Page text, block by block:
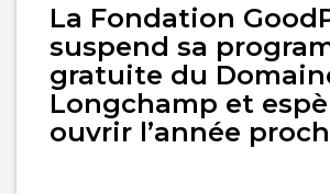
La Fondation
suspend sa
gratuite du
Longchamp et
ouvrir l’année